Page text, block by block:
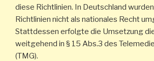
diese Richtlinien. In Deutschland
Richtlinien nicht als nationales Recht
Stattdessen erfolgte die Umsetzung
weitgehend in § 15 Abs.3 des
(TMG).